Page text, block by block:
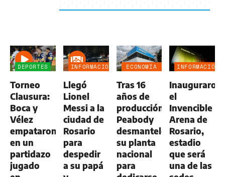
DEPORTES
Torneo
Clausura:
Boca y
Vélez
empataron
en un
partidazo
jugado
INFORMACIÓN
Llegó
Lionel
Messi a la
ciudad de
Rosario
para
despedir
a su papá
ECONOMÍA
AGRO
Tras 16
años de
producción,
Peabody
desmanteló
su planta
nacional
para
INFORMACIÓN
Inauguraron
el
Invencible
Arena de
Rosario,
estadio
que será
una de las